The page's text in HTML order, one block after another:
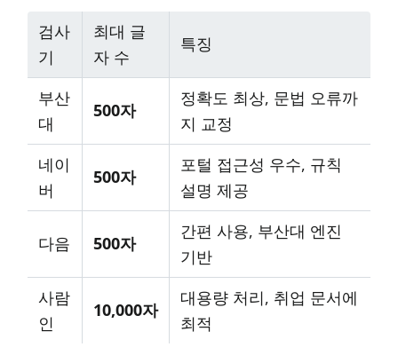
검사
기
최대 글
자 수
특징
부산
대
500자
정확도 최상, 문법 오류까
지 교정
네이
버
500자
포털 접근성 우수, 규칙
설명 제공
다음 500자
간편 사용, 부산대 엔진
기반
사람
인
10,000자
대용량 처리, 취업 문서에
최적